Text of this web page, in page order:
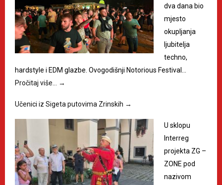
dva dana bio
mjesto
okupljanja
ljubitelja
techno,
hardstyle i EDM glazbe. Ovogodišnji Notorious Festival…
Pročitaj više…
→
Učenici iz Sigeta putovima Zrinskih →
U sklopu
Interreg
projekta ZG –
ZONE pod
nazivom